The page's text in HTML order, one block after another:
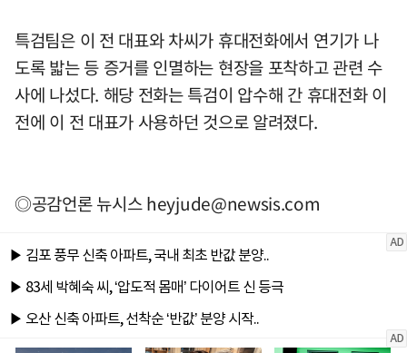
특검팀은 이 전 대표와 차씨가 휴대전화에서 연기가 나
도록 밟는 등 증거를 인멸하는 현장을 포착하고 관련 수
사에 나섰다. 해당 전화는 특검이 압수해 간 휴대전화 이
전에 이 전 대표가 사용하던 것으로 알려졌다.
◎공감언론 뉴시스heyjude@newsis.com